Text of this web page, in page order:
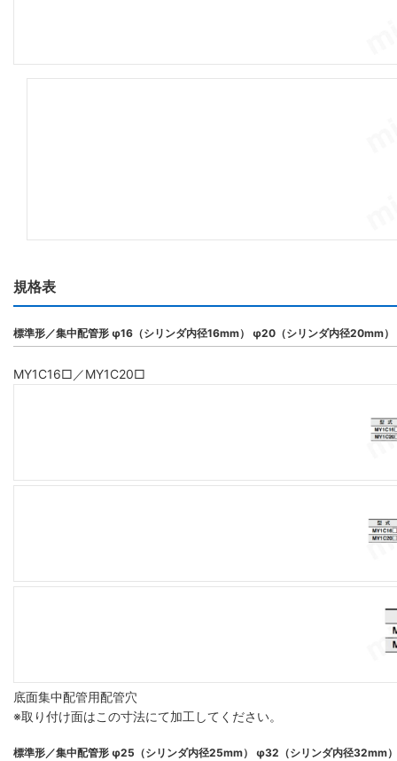
規格表
標準形／集中配管形 φ16（シリンダ内径16mm） φ20（シリンダ内径20mm）
MY1C16□／MY1C20□
底面集中配管用配管穴
※取り付け面はこの寸法にて加工してください。
標準形／集中配管形 φ25（シリンダ内径25mm） φ32（シリンダ内径32mm